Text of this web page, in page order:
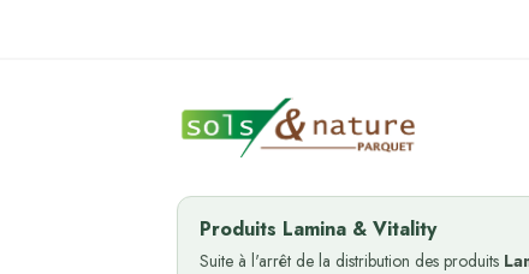
Produits Lamina & Vitality
Suite à l'arrêt de la distribution des produits